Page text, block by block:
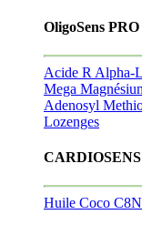
OligoSens PRO
Acide R Alpha-
Mega
Adenosyl
Lozenges
CARDIOSENS
Huile Coco C8